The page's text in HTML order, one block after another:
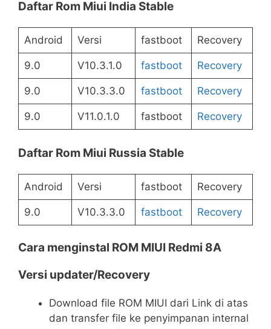
Daftar Rom Miui India Stable
Android Versi fastboot Recovery
9.0 V10.3.1.0 fastboot Recovery
9.0 V10.3.3.0 fastboot Recovery
9.0 V11.0.1.0 fastboot Recovery
Daftar Rom Miui Russia Stable
Android Versi fastboot Recovery
9.0 V10.3.3.0 fastboot Recovery
Cara menginstal ROM MIUI Redmi 8A
Versi updater/Recovery
Download file ROM MIUI dari Link di atas
dan transfer file ke penyimpanan internal